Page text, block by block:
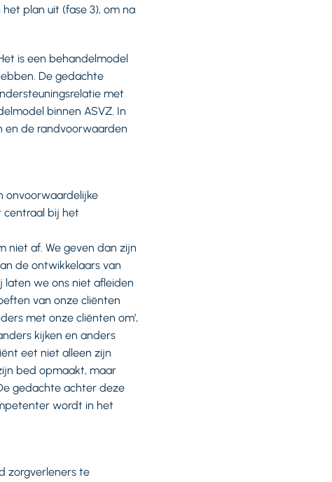
plan uit (fase 3), om na
is een behandelmodel
De gedachte
met
binnen ASVZ. In
en de randvoorwaarden
onvoorwaardelijke
centraal bij het
niet af. We geven dan zijn
de ontwikkelaars van
laten we ons niet afleiden
van onze cliënten
met onze cliënten om’,
kijken en anders
eet niet alleen zijn
bed opmaakt, maar
gedachte achter deze
wordt in het
zorgverleners te